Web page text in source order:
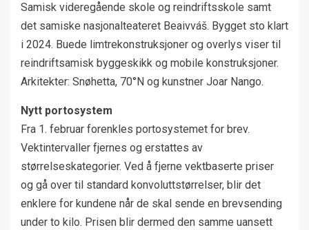
Samisk videregående skole og reindriftsskole samt
det samiske nasjonalteateret Beaivváš. Bygget sto klart
i 2024. Buede limtrekonstruksjoner og overlys viser til
reindriftsamisk byggeskikk og mobile konstruksjoner.
Arkitekter: Snøhetta, 70°N og kunstner Joar Nango.
Nytt portosystem
Fra 1. februar forenkles portosystemet for brev.
Vektintervaller fjernes og erstattes av
størrelseskategorier. Ved å fjerne vektbaserte priser
og gå over til standard konvoluttstørrelser, blir det
enklere for kundene når de skal sende en brevsending
under to kilo. Prisen blir dermed den samme uansett